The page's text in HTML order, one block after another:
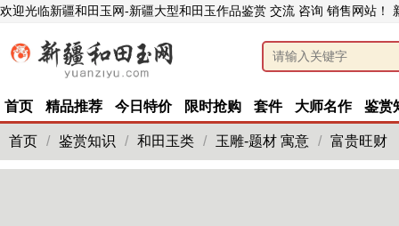
欢迎光临新疆和田玉网-新疆大型和田玉作品鉴赏 交流 咨询 销售网站！
首页 精品推荐 今日特价 限时抢购 套件 大师名作 鉴赏
首页 / 鉴赏知识 / 和田玉类 / 玉雕-题材 寓意 / 富贵旺财